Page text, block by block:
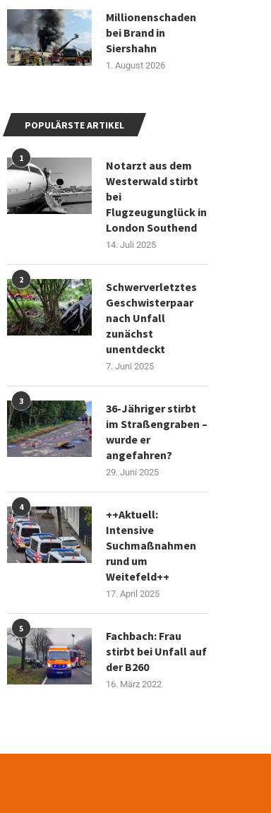
Millionenschaden
bei Brand in
Siershahn
1. August 2026
POPULÄRSTE ARTIKEL
1
Notarzt aus dem
Westerwald stirbt
bei
Flugzeugunglück in
London Southend
14. Juli 2025
2
Schwerverletztes
Geschwisterpaar
nach Unfall
zunächst
unentdeckt
7. Juni 2025
3
36-Jähriger stirbt
im Straßengraben –
wurde er
angefahren?
29. Juni 2025
4
++Aktuell:
Intensive
Suchmaßnahmen
rund um
Weitefeld++
17. April 2025
5
Fachbach: Frau
stirbt bei Unfall auf
der B260
16. März 2022